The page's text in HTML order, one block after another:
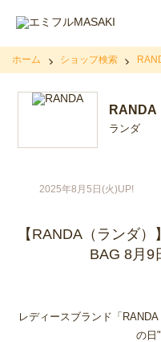
ホーム ショップ検索
RANDA
ランダ
2025年8月5日(火)UP!
【RANDA（ランダ
BAG 8月9
レディースブランド「
の日